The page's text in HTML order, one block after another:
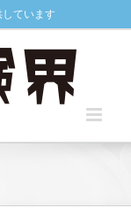
ています